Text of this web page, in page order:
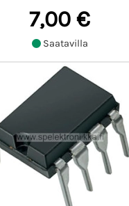
7,00 €
Saatavilla